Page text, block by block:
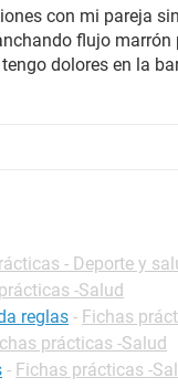
con mi pareja
flujo
dolores en la
- Deporte y
-Salud
reglas - Fichas
prácticas -Salud
- Fichas prácticas -